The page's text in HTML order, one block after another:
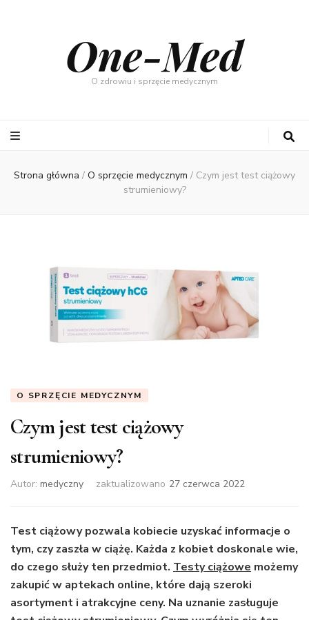
One-Med
O zdrowiu i sprzęcie medycznym
Strona główna / O sprzęcie medycznym / Czym jest test ciążowy
strumieniowy?
O SPRZĘCIE MEDYCZNYM
Czym jest test ciążowy
strumieniowy?
Autor: medyczny zaktualizowano 27 czerwca 2022
Test ciążowy pozwala kobiecie uzyskać informacje o
tym, czy zaszła w ciążę. Każda z kobiet doskonale wie,
do czego służy ten przedmiot. Testy ciążowe możemy
zakupić w aptekach online, które dają szeroki
asortyment i atrakcyjne ceny. Na uznanie zasługuje